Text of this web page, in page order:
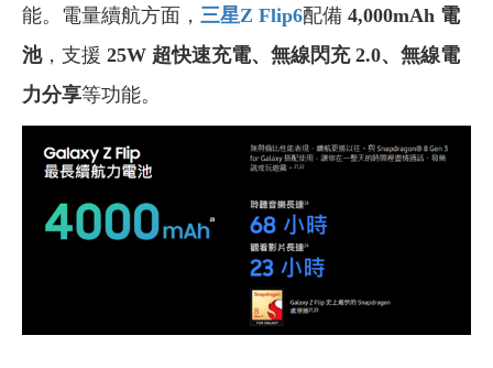
能。電量續航方面， 三星Z Flip6配備 4,000mAh 電
池，支援 25W 超快速充電、無線閃充 2.0、無線電
力分享等功能。